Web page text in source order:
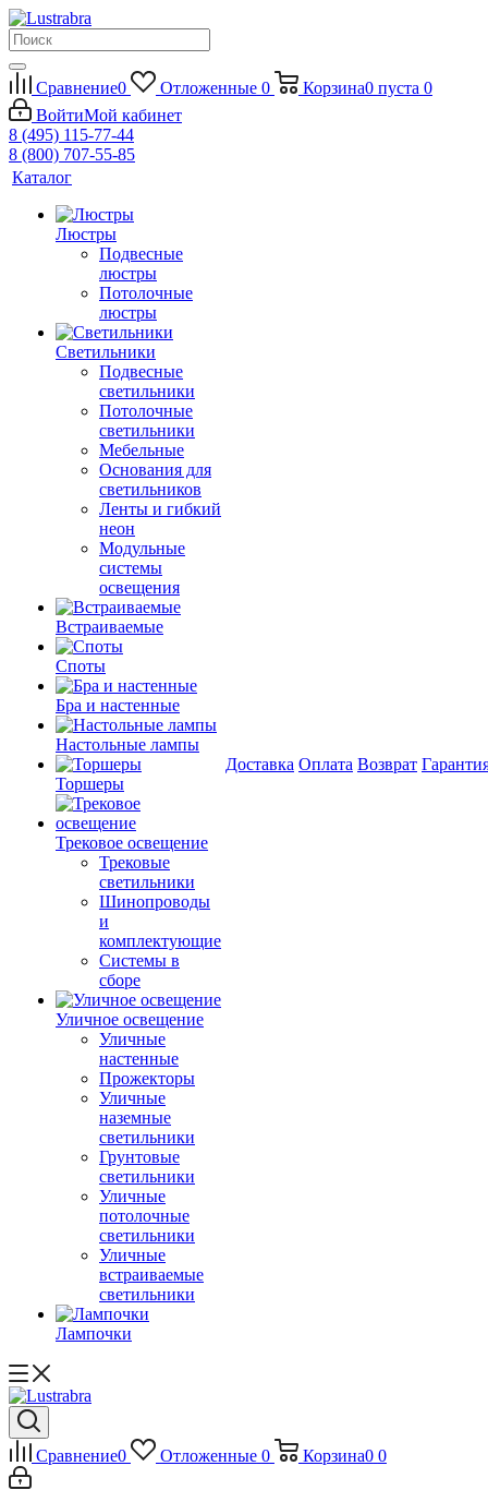
Сравнение0 Отложенные 0 Корзина0 пуста 0
ВойтиМой кабинет
8 (495) 115-77-44
8 (800) 707-55-85
Каталог
Люстры
Подвесные
люстры
Потолочные
люстры
Светильники
Подвесные
светильники
Потолочные
светильники
Мебельные
Основания для
светильников
Ленты и гибкий
неон
Модульные
системы
освещения
Встраиваемые
Споты
Бра и настенные
Настольные лампы
Торшеры
Трековое освещение
Трековые
светильники
Шинопроводы
и
комплектующие
Системы в
сборе
Уличное освещение
Уличные
настенные
Прожекторы
Уличные
наземные
светильники
Грунтовые
светильники
Уличные
потолочные
светильники
Уличные
встраиваемые
светильники
Лампочки
Доставка Оплата Возврат
Сравнение0 Отложенные 0 Корзина0 0